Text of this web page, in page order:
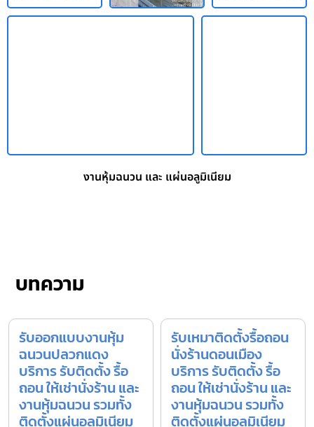
งานหุ้มฉนวน และ แผ่นอลูมิเนียม
บทความ
รับออกแบบงานหุ้ม
ฉนวนปลวกแดง
บริการ รับติดตั้ง รื้อ
ถอน ให้เช่านั่งร้าน และ
งานหุ้มฉนวน รวมทั้ง
ติดตั้งแผ่นอลูมิเนียม
รับเหมาติดตั้งรื้อถอน
นั่งร้านดอนเมือง
บริการ รับติดตั้ง รื้อ
ถอน ให้เช่านั่งร้าน และ
งานหุ้มฉนวน รวมทั้ง
ติดตั้งแผ่นอลูมิเนียม